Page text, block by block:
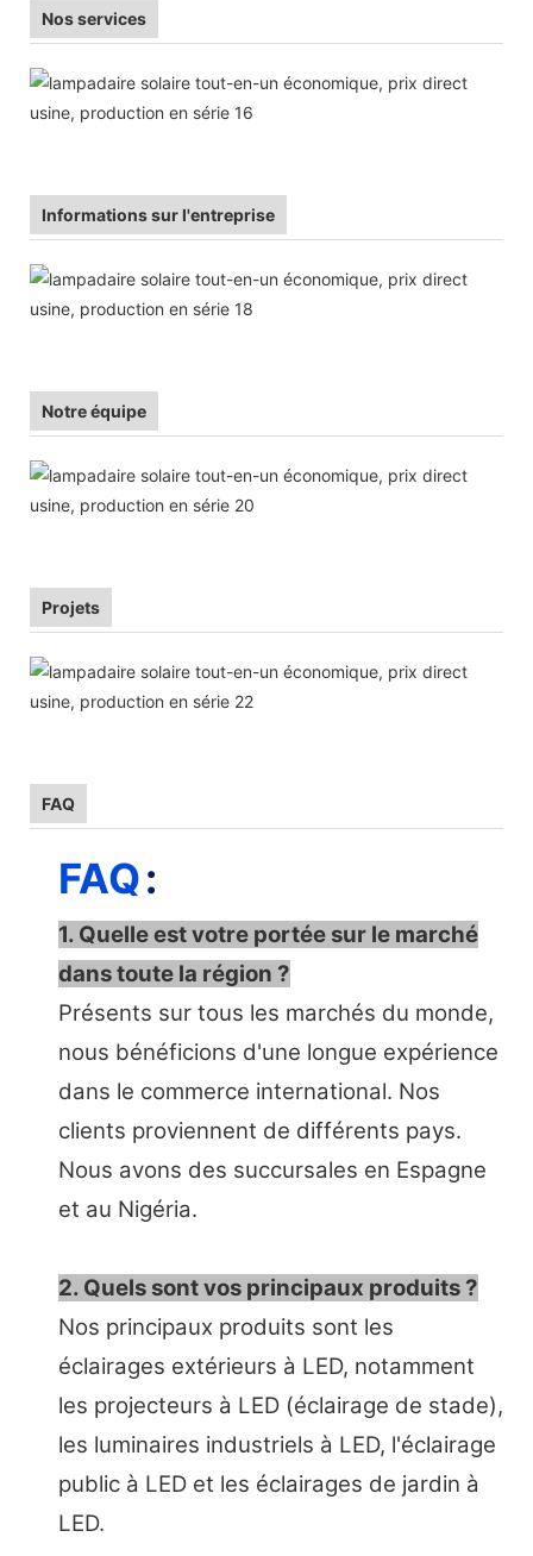
Nos services
Informations sur l'entreprise
Notre équipe
Projets
FAQ
FAQ:
1. Quelle est votre portée sur le marché
dans toute la région ?
Présents sur tous les marchés du monde,
nous bénéficions d'une longue expérience
dans le commerce international. Nos
clients proviennent de différents pays.
Nous avons des succursales en Espagne
et au Nigéria.
2. Quels sont vos principaux produits ?
Nos principaux produits sont les
éclairages extérieurs à LED, notamment
les projecteurs à LED (éclairage de stade),
les luminaires industriels à LED, l'éclairage
public à LED et les éclairages de jardin à
LED.